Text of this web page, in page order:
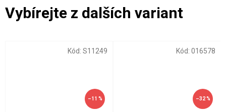
–11 %
Kód: S11249
–32 %
Kód: 016578